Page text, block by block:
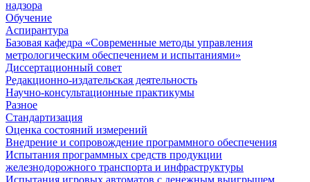
надзора
Обучение
Аспирантура
Базовая кафедра «Современные методы управления
метрологическим обеспечением и испытаниями»
Диссертационный совет
Редакционно-издательская деятельность
Научно-консультационные практикумы
Разное
Стандартизация
Оценка состояний измерений
Внедрение и сопровождение программного обеспечения
Испытания программных средств продукции
железнодорожного транспорта и инфраструктуры
Испытания игровых автоматов с денежным выигрышем